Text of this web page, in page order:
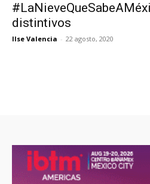
distintivos
Ilse Valencia - 22 agosto, 2020